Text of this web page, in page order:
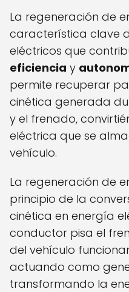
La regeneración de
característica clave
eléctricos que
eficiencia y
permite recuperar
cinética generada
y el frenado,
eléctrica que se
vehículo.
La regeneración de
principio de la
cinética en energía
conductor pisa el
del vehículo
actuando como
transformando la